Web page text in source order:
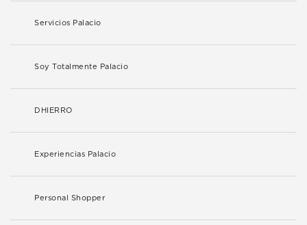
Servicios Palacio
Soy Totalmente Palacio
DHIERRO
Experiencias Palacio
Personal Shopper